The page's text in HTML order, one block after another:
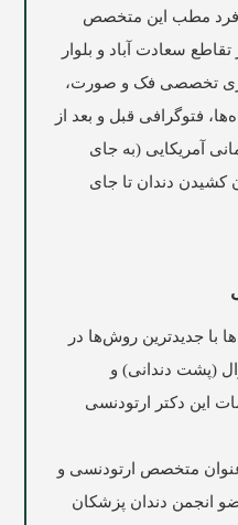
فرد مطب این متخصص
سعادت آباد و بلوار
تخصصی فک و صورت،
فتوگرافی قبل و بعد از
آمریکایی (به جای
کشیدن دندان تا جای
با جدیدترین روش‌ها در
(پشت دندانی) و
این دکتر ارتودنسی
متخصص ارتودنسى و
انجمن دندان پزشکان